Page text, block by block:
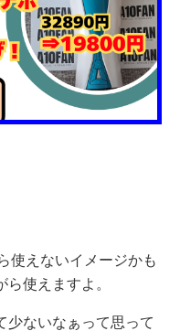
使えないイメージかも
使えますよ。
少ないなぁって思って